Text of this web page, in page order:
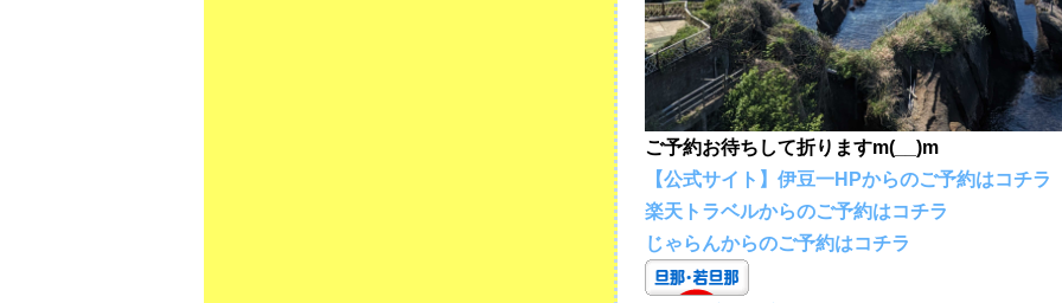
ご予約お待ちして折りますm(__)m
【公式サイト】伊豆一HPからのご予約はコチラ
楽天トラベルからのご予約はコチラ
じゃらんからのご予約はコチラ